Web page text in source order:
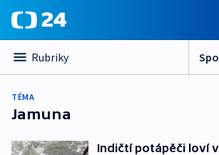
Rubriky
TÉMA
Jamuna
Indičtí potápěči loví